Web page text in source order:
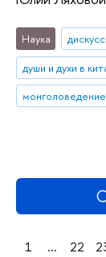
Наука
души и духи в
монголоведение
1 ... 22